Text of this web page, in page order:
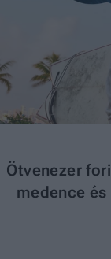
Ötvenezer
medence